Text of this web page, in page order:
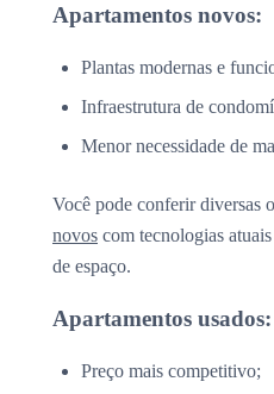
Apartamentos novos:
Plantas modernas e
Infraestrutura de
Menor necessidade de
Você pode conferir diversas
novos com tecnologias
de espaço.
Apartamentos usados:
Preço mais competitivo;